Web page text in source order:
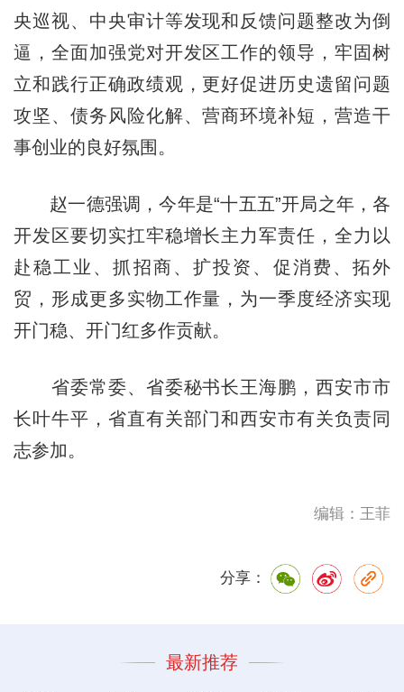
央巡视、中央审计等发现和反馈问题整改为倒
逼，全面加强党对开发区工作的领导，牢固树
立和践行正确政绩观，更好促进历史遗留问题
攻坚、债务风险化解、营商环境补短，营造干
事创业的良好氛围。
赵一德强调，今年是“十五五”开局之年，各
开发区要切实扛牢稳增长主力军责任，全力以
赴稳工业、抓招商、扩投资、促消费、拓外
贸，形成更多实物工作量，为一季度经济实现
开门稳、开门红多作贡献。
省委常委、省委秘书长王海鹏，西安市市
长叶牛平，省直有关部门和西安市有关负责同
志参加。
编辑：王菲
分享：
最新推荐